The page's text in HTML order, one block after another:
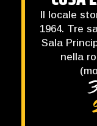
Cene
Lun-Gio:
Pausa
Il locale
1964. Tre
Sala
nella